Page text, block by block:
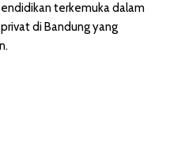
terkemuka dalam
di Bandung yang